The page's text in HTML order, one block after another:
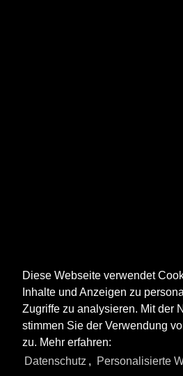
Alle Fotos aus Deutschland -
Diese Webseite verwendet
Inhalte und Anzeigen zu
Zugriffe zu analysieren. Mit der
stimmen Sie der Verwendung
zu. Mehr erfahren:
Datenschutz , Personalisierte